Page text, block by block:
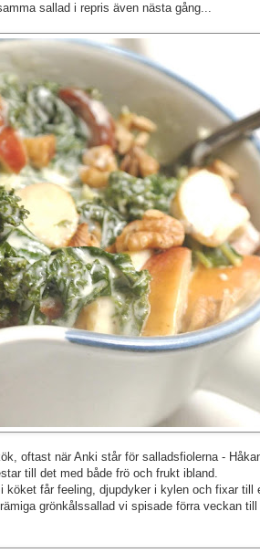
sallad i repris även nästa gång...
oftast när Anki står för salladsfiolerna -
till det med både frö och frukt ibland.
köket får feeling, djupdyker i kylen och fixar till
grönkålssallad vi spisade förra veckan